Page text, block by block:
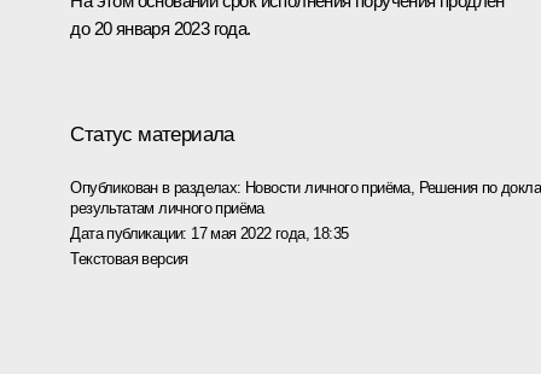
до 20 января 2023 года.
Статус материала
Опубликован в разделах: Новости личного приёма, Решения по
результатам личного приёма
Дата публикации: 17 мая 2022 года, 18:35
Текстовая версия